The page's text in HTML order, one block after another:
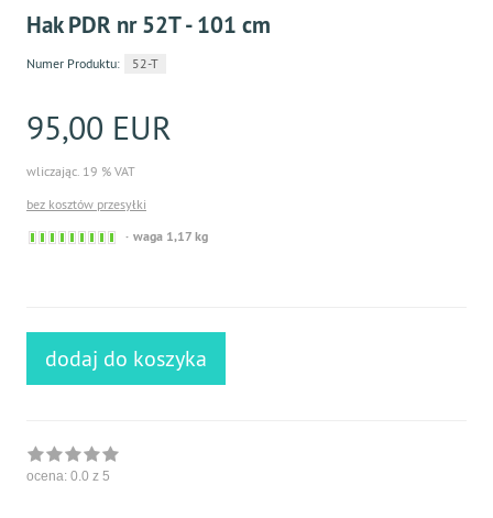
Hak PDR nr 52T - 101 cm
Numer Produktu: 52-T
95,00 EUR
wliczając. 19 % VAT
bez kosztów przesyłki
Sofort
waga 1,17 kg
dodaj do koszyka
ocena: 0.0 z 5